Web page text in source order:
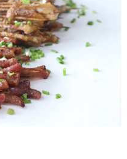
校园风采
老师风采
毕业学子
联系我们